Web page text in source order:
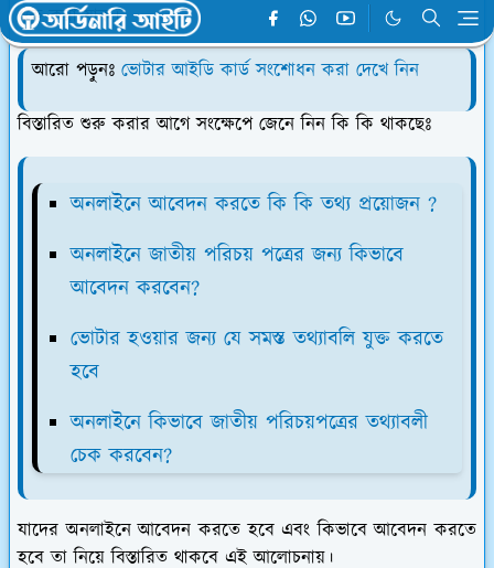
শুরু করা যাক।
আরো পড়ুনঃ ভোটার আইডি কার্ড সংশোধন করা দেখে নিন
বিস্তারিত শুরু করার আগে সংক্ষেপে জেনে নিন কি কি থাকছেঃ
অনলাইনে আবেদন করতে কি কি তথ্য প্রয়োজন ?
অনলাইনে জাতীয় পরিচয় পত্রের জন্য কিভাবে
আবেদন করবেন?
ভোটার হওয়ার জন্য যে সমস্ত তথ্যাবলি যুক্ত করতে
হবে
অনলাইনে কিভাবে জাতীয় পরিচয়পত্রের তথ্যাবলী
চেক করবেন?
যাদের অনলাইনে আবেদন করতে হবে এবং কিভাবে আবেদন করতে
হবে তা নিয়ে বিস্তারিত থাকবে এই আলোচনায়।